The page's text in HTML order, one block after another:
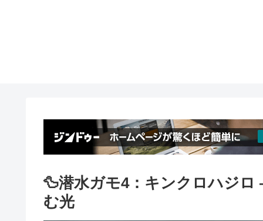
🦆潜水ガモ4：キンクロハジ
む光